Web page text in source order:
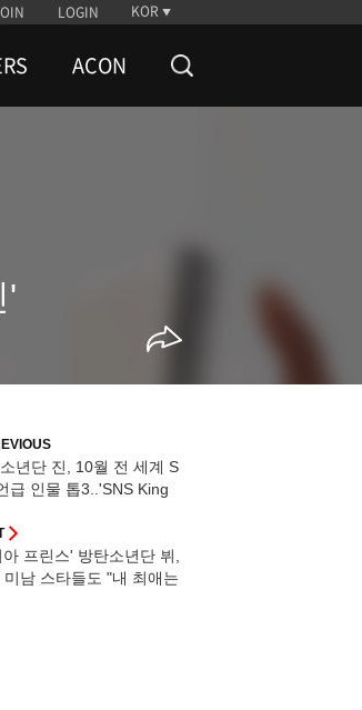
LOGIN KOR
ACON
'
년단 진, 10월 전 세계 S
급 인물 톱3..'SNS King
프린스' 방탄소년단 뷔,
미남 스타들도 "내 최애는